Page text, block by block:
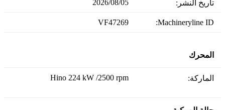
تاريخ النشر: 05‏/08‏/2026
Machineryline ID:
VF47269
المحرك
الماركة: Hino 224 kW /2500 rpm